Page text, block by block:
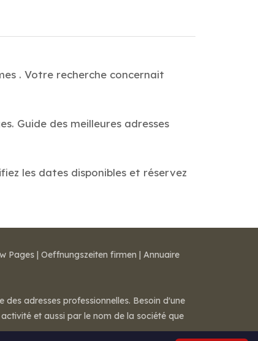
. Votre recherche concernait
Guide des meilleures adresses
les dates disponibles et réservez
Pages | Oeffnungszeiten firmen | Annuaire
adresses professionnelles. Besoin d'une
et aussi par le nom de la société que